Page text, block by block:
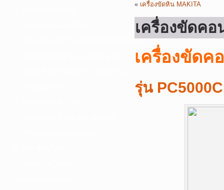
D. เครื่องมือก่อสร้าง-เครื่องมืออุตสาหกรรม
« เครื่องขัดหิน MAKITA
เครื่องขัดคอ
เครื่องขัดค
รุ่น